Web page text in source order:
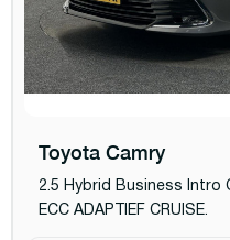
Toyota Camry
2.5 Hybrid Business Intro
ECC ADAPTIEF CRUISE.